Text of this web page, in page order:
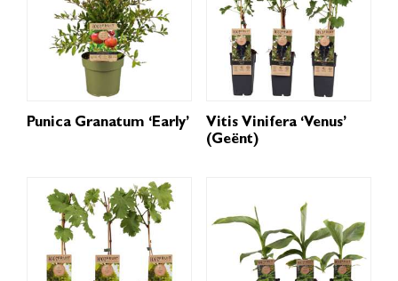
Punica Granatum ‘Early’
Vitis Vinifera ‘Venus’
(geënt)